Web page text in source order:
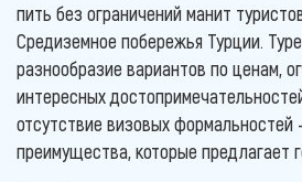
пить без ограничений манит
Средиземное побережья Турции.
разнообразие вариантов по ценам,
интересных
отсутствие визовых формальностей
преимущества, которые предлагает